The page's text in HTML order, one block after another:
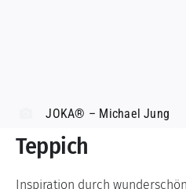
JOKA® – Michael Jung
Teppich
Inspiration durch